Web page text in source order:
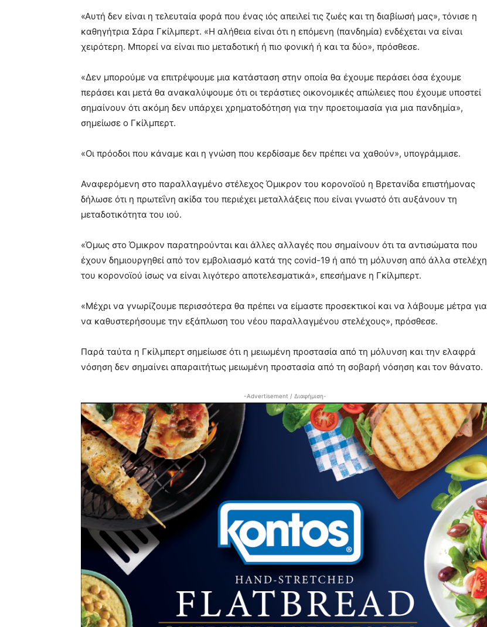
«Αυτή δεν είναι η τελευταία φορά που ένας ιός απειλεί τις ζωές και τη διαβίωσή μας», τόνισε η
καθηγήτρια Σάρα Γκίλμπερτ. «Η αλήθεια είναι ότι η επόμενη (πανδημία) ενδέχεται να είναι
χειρότερη. Μπορεί να είναι πιο μεταδοτική ή πιο φονική ή και τα δύο», πρόσθεσε.
«Δεν μπορούμε να επιτρέψουμε μια κατάσταση στην οποία θα έχουμε περάσει όσα έχουμε
περάσει και μετά θα ανακαλύψουμε ότι οι τεράστιες οικονομικές απώλειες που έχουμε υποστεί
σημαίνουν ότι ακόμη δεν υπάρχει χρηματοδότηση για την προετοιμασία για μια πανδημία»,
σημείωσε ο Γκίλμπερτ.
«Οι πρόοδοι που κάναμε και η γνώση που κερδίσαμε δεν πρέπει να χαθούν», υπογράμμισε.
Αναφερόμενη στο παραλλαγμένο στέλεχος Όμικρον του κορονοϊού η Βρετανίδα επιστήμονας
δήλωσε ότι η πρωτεΐνη ακίδα του περιέχει μεταλλάξεις που είναι γνωστό ότι αυξάνουν τη
μεταδοτικότητα του ιού.
«Όμως στο Όμικρον παρατηρούνται και άλλες αλλαγές που σημαίνουν ότι τα αντισώματα που
έχουν δημιουργηθεί από τον εμβολιασμό κατά της covid-19 ή από τη μόλυνση από άλλα στελέχη
του κορονοϊού ίσως να είναι λιγότερο αποτελεσματικά», επεσήμανε η Γκίλμπερτ.
«Μέχρι να γνωρίζουμε περισσότερα θα πρέπει να είμαστε προσεκτικοί και να λάβουμε μέτρα για
να καθυστερήσουμε την εξάπλωση του νέου παραλλαγμένου στελέχους», πρόσθεσε.
Παρά ταύτα η Γκίλμπερτ σημείωσε ότι η μειωμένη προστασία από τη μόλυνση και την ελαφρά
νόσηση δεν σημαίνει απαραιτήτως μειωμένη προστασία από τη σοβαρή νόσηση και τον θάνατο.
-Advertisement / Διαφήμιση-